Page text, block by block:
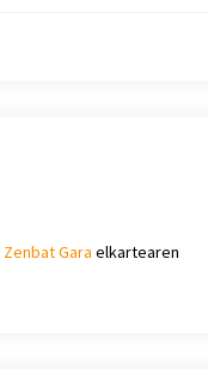
Zenbat Gara elkartearen